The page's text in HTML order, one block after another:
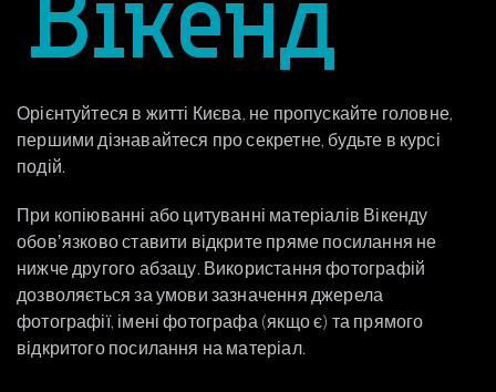
Орієнтуйтеся в житті Києва, не пропускайте головне,
першими дізнавайтеся про секретне, будьте в курсі
подій.
При копіюванні або цитуванні матеріалів Вікенду
обовʼязково ставити відкрите пряме посилання не
нижче другого абзацу. Використання фотографій
дозволяється за умови зазначення джерела
фотографії, імені фотографа (якщо є) та прямого
відкритого посилання на матеріал.